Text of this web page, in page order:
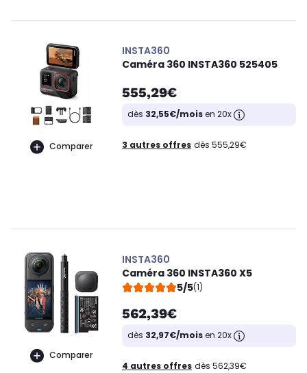
Comparer
INSTA360
Caméra 360 INSTA360 525405
555,29€
dès 32,55€/moisen 20x
3 autres offres dès 555,29€
Comparer
INSTA360
Caméra 360 INSTA360 X5
5/5(1)
562,39€
dès 32,97€/moisen 20x
4 autres offres dès 562,39€